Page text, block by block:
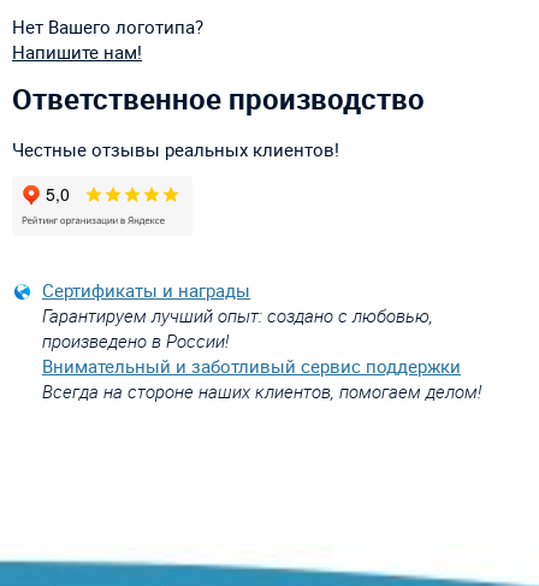
Нет Вашего логотипа?
Напишите нам!
Ответственное производство
Честные отзывы реальных клиентов!
Сертификаты и награды
Гарантируем лучший опыт: создано с любовью,
произведено в России!
Внимательный и заботливый сервис поддержки
Всегда на стороне наших клиентов, помогаем делом!